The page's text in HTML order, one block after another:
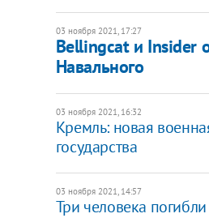
03 ноября 2021, 17:27
Bellingcat и Insider
Навального
03 ноября 2021, 16:32
Кремль: новая
государства
03 ноября 2021, 14:57
Три человека